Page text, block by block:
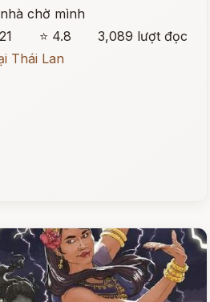
chờ mình
⭐ 4.8
3,089 lượt đọc
Thái Lan